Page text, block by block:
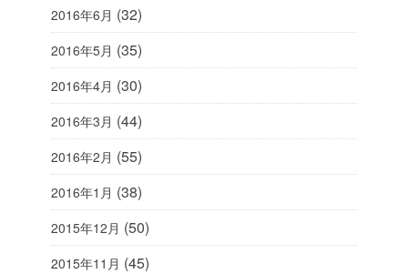
2016年6月 (32)
2016年5月 (35)
2016年4月 (30)
2016年3月 (44)
2016年2月 (55)
2016年1月 (38)
2015年12月 (50)
2015年11月 (45)